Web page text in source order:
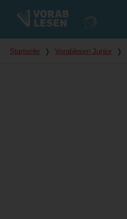
Du bist hier
Startseite ❭ Vorablesen Junior ❭